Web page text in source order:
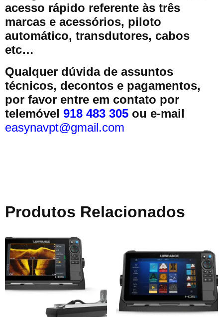
acesso rápido referente às três
marcas e acessórios, piloto
automático, transdutores, cabos
etc…
Qualquer dúvida de assuntos
técnicos, decontos e pagamentos,
por favor entre em contato por
telemóvel 918 483 305 ou e-mail
easynavpt@gmail.com
Produtos Relacionados